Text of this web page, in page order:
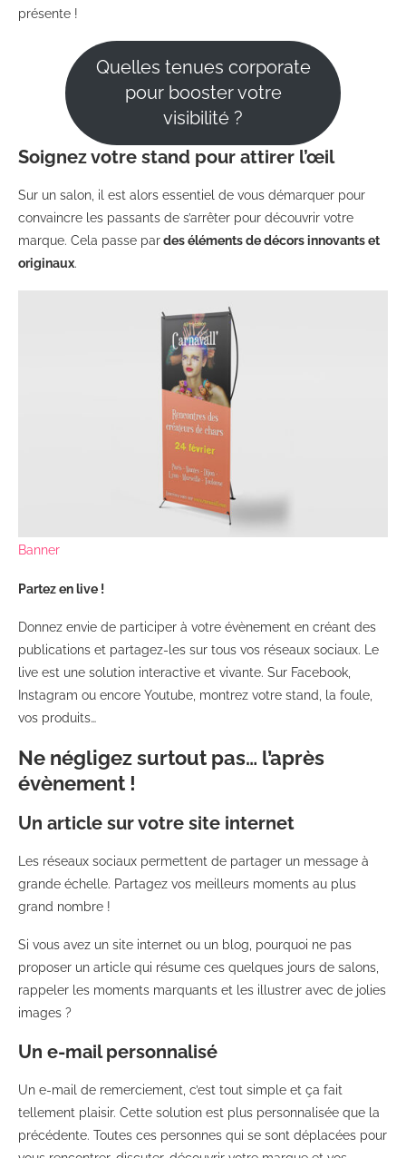
présente !
Quelles tenues corporate
pour booster votre
visibilité ?
Soignez votre stand pour attirer l’œil
Sur un salon, il est alors essentiel de vous démarquer pour
convaincre les passants de s’arrêter pour découvrir votre
marque. Cela passe pardes éléments de décors innovants et
originaux.
Banner
Partez en live !
Donnez envie de participer à votre évènement en créant des
publications et partagez-les sur tous vos réseaux sociaux. Le
live est une solution interactive et vivante. Sur Facebook,
Instagram ou encore Youtube, montrez votre stand, la foule,
vos produits…
Ne négligez surtout pas… l’après
évènement !
Un article sur votre site internet
Les réseaux sociaux permettent de partager un message à
grande échelle. Partagez vos meilleurs moments au plus
grand nombre !
Si vous avez un site internet ou un blog, pourquoi ne pas
proposer un article qui résume ces quelques jours de salons,
rappeler les moments marquants et les illustrer avec de jolies
images ?
Un e-mail personnalisé
Un e-mail de remerciement, c’est tout simple et ça fait
tellement plaisir. Cette solution est plus personnalisée que la
précédente. Toutes ces personnes qui se sont déplacées pour